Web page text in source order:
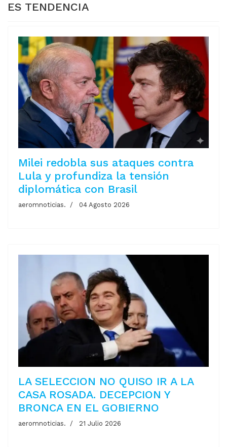
ES TENDENCIA
Milei redobla sus ataques contra
Lula y profundiza la tensión
diplomática con Brasil
aeromnoticias. 04 Agosto 2026
LA SELECCION NO QUISO IR A LA
CASA ROSADA. DECEPCION Y
BRONCA EN EL GOBIERNO
aeromnoticias. 21 Julio 2026